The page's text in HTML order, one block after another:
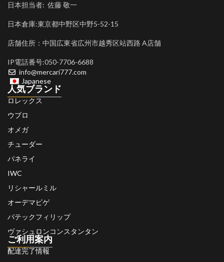
日本担当者: 佐藤 敬一
日本倉庫:東京都中野区中野5-52-15
店舗住所：中国広東省広州市越秀区站西路 A店舗
IP電話番号:050-7706-6688
info@mercari777.com
Japanese
人気ブランド
ロレックス
ウブロ
オメガ
チューダー
パネライ
IWC
リシャールミル
オーデマピゲ
パテックフィリップ
ヴァシュロンコンスタンタン
ご利用案内
配達完了情報